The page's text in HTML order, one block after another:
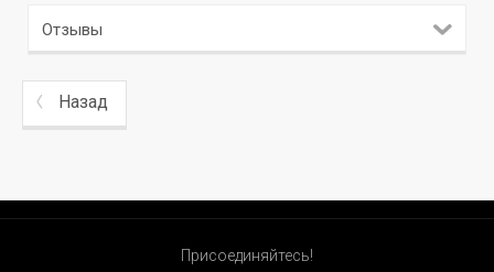
Отзывы
Назад
Присоединяйтесь!